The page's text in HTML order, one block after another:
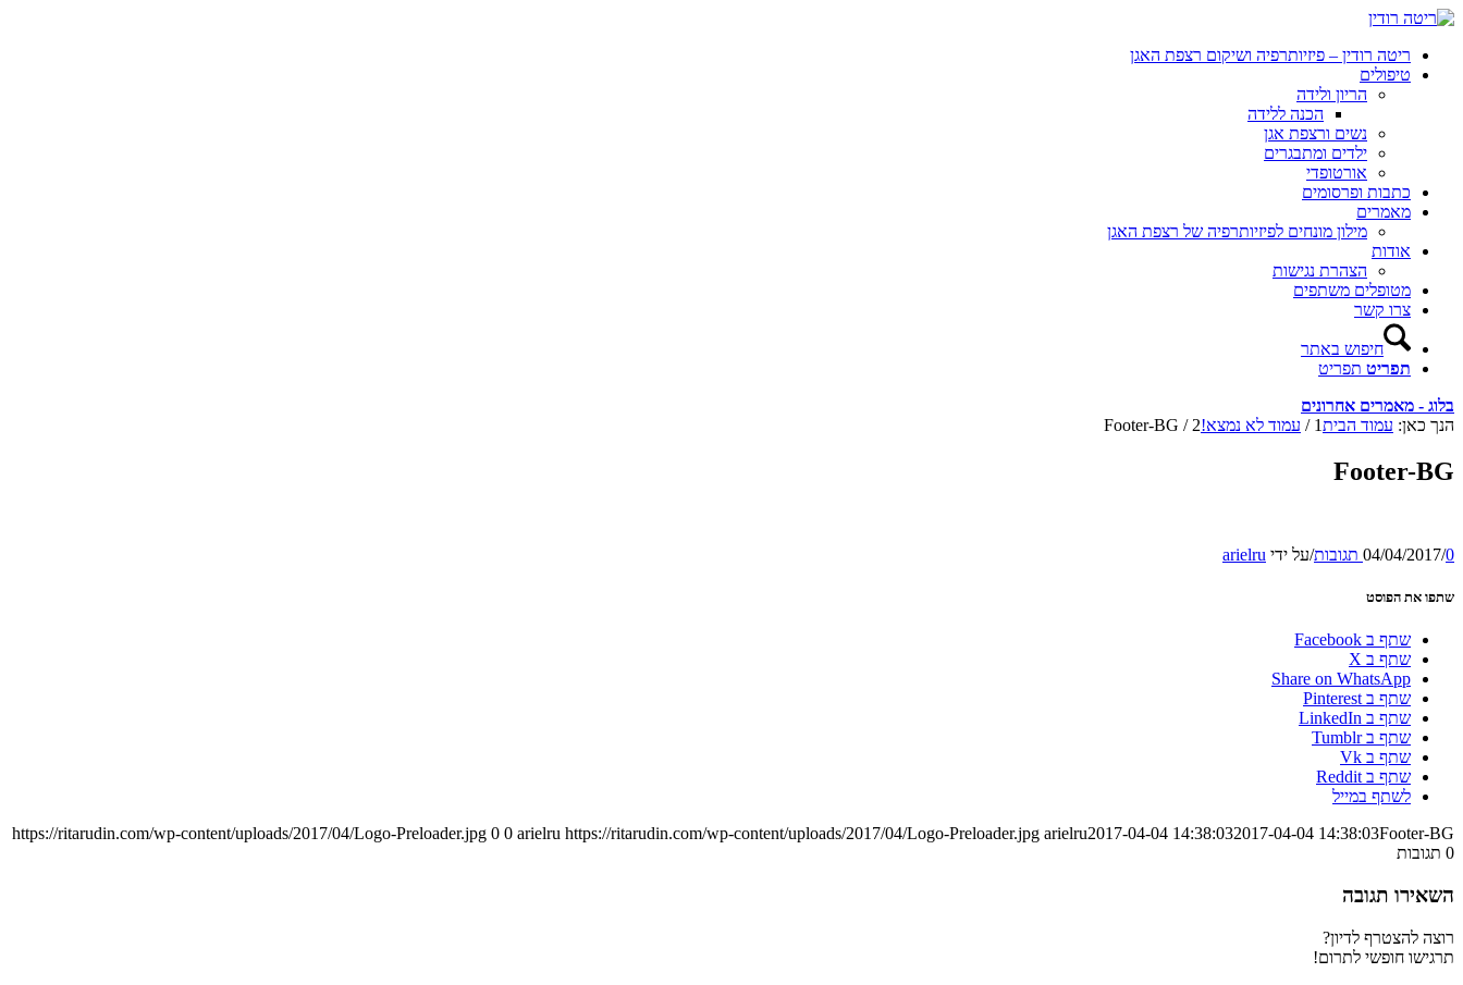
ריטה רודין – פיזיותרפיה ושיקום רצפת האגן
טיפולים
הריון ולידה
הכנה ללידה
נשים ורצפת אגן
ילדים ומתבגרים
אורטופדי
כתבות ופרסומים
מאמרים
מילון מונחים לפיזיותרפיה של רצפת האגן
אודות
הצהרת נגישות
מטופלים משתפים
צרו קשר
חיפוש באתר
תפריט תפריט
בלוג - מאמרים אחרונים
הנך כאן: עמוד הבית1
/ עמוד לא נמצא!2
/
Footer-BG
Footer-BG
04/04/2017/0 תגובות /על ידי arielru
שתפו את הפוסט
שתף ב Facebook
שתף ב X
Share on WhatsApp
שתף ב Pinterest
שתף ב LinkedIn
שתף ב Tumblr
שתף ב Vk
שתף ב Reddit
לשתף במייל
https://ritarudin.com/wp-content/uploads/2017/04/Logo-Preloader.jpg 0 0 arielru https://ritarudin.com/wp-content/uploads/2017/04/Logo-Preloader.jpg arielru2017-04-04 14:38:032017-04-04 14:38:03Footer-BG
0 תגובות
השאירו תגובה
רוצה להצטרף לדיון?
תרגישו חופשי לתרום!